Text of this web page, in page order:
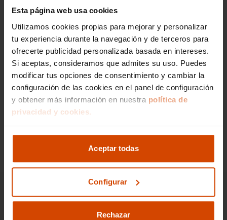
Esta página web usa cookies
Utilizamos cookies propias para mejorar y personalizar
tu experiencia durante la navegación y de terceros para
ofrecerte publicidad personalizada basada en intereses.
Si aceptas, consideramos que admites su uso. Puedes
modificar tus opciones de consentimiento y cambiar la
configuración de las cookies en el panel de configuración
y obtener más información en nuestra política de
privacidad y cookies.
Aceptar todas
Configurar
Rechazar
Si lo prefieres,
gestionamos la venta de
tu vehículo
Nos encargamos de todos los trámites
Reportaje fotográfico
Publicación en los principales portales
Ir a gestión de venta